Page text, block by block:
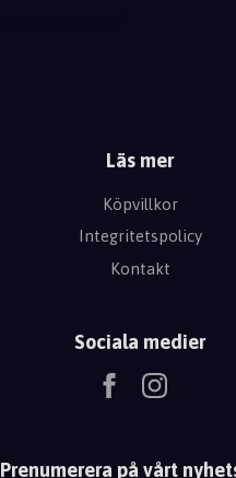
Läs mer
Köpvillkor
Integritetspolicy
Kontakt
Sociala medier
Prenumerera på vårt